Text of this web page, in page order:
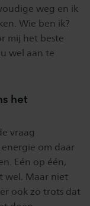
weg en ik
Wie ben ik?
mij het beste
wel aan te
het
vraag
om daar
Eén op één,
wel. Maar niet
ook zo trots dat